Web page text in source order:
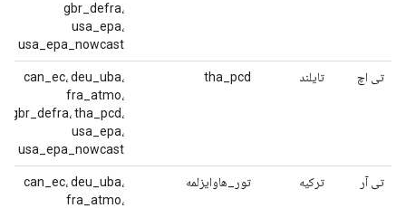
gbr_defra،
usa_epa،
usa_epa_nowcast
تی اچ تایلند tha_pcd
can_ec، deu_uba،
fra_atmo،
gbr_defra، tha_pcd،
usa_epa،
usa_epa_nowcast
تی آر ترکیه تور_هاوایزلمه
can_ec، deu_uba،
fra_atmo،